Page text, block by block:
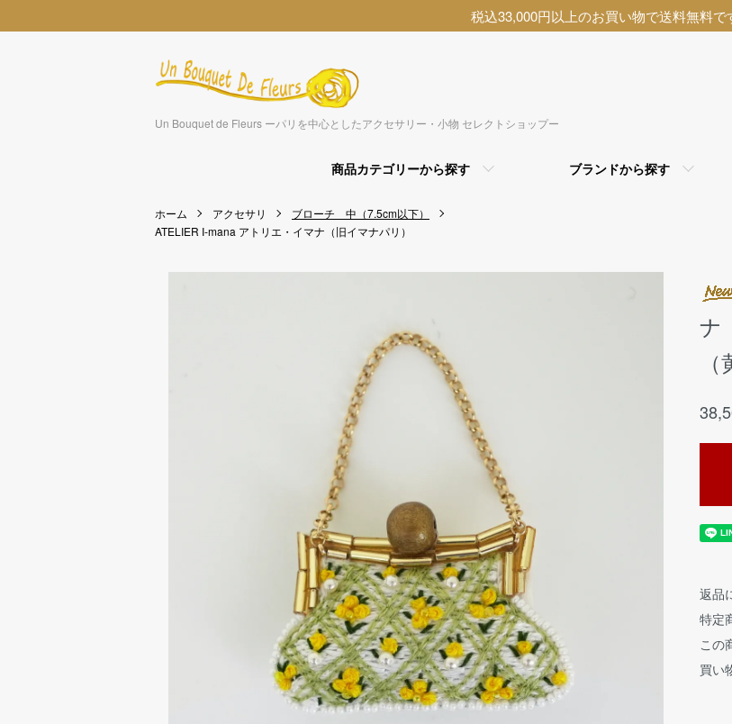
税込33,000円以上のお買い物で送料無料で
Un Bouquet de Fleurs ーパリを中心としたアクセサリー・小物 セレクトショップー
商品カテゴリーから探す ブランドから探す
ホーム アクセサリ
ブローチ 中（7.5cm以下）
ATELIER I-mana アトリエ・イマナ（旧イマナパリ）
ナ
返品
特定
この
買い